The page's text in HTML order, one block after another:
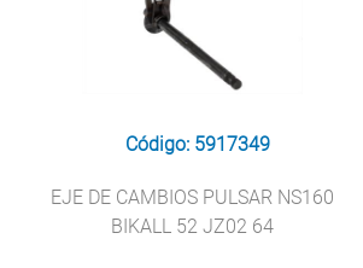
Código: 5917349
EJE DE CAMBIOS PULSAR NS160
BIKALL 52 JZ02 64